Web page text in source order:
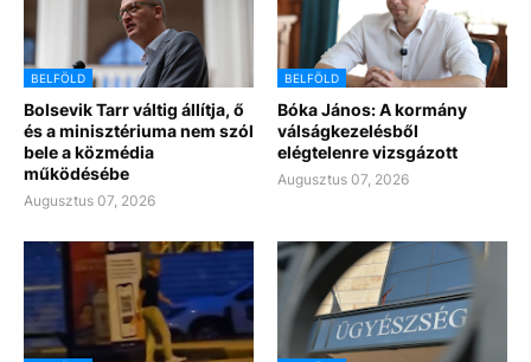
BELFÖLD
Bolsevik Tarr váltig állítja, ő
és a minisztériuma nem szól
bele a közmédia
működésébe
Augusztus 07, 2026
BELFÖLD
Bóka János: A kormány
válságkezelésből
elégtelenre vizsgázott
Augusztus 07, 2026